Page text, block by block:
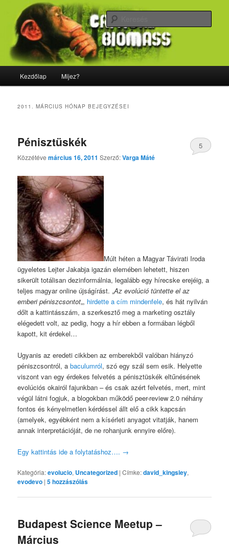
elsődleges
tartalomra
másodlagos
tartalomraCriticalBiomass
Majdnem minden, ami biológia
Kezdőlap Mijez?
2011. MÁRCIUS HÓNAP BEJEGYZÉSEI
Pénisztüskék
Közzétévemárcius 16, 2011 Szerző:Varga Máté
5
Múlt héten a Magyar Távirati Iroda
ügyeletes Lejter Jakabja igazán elemében lehetett, hiszen
sikerült totálisan dezinformálnia, legalább egy hírecske erejéig, a
teljes magyar online újságírást. „Az evolúció tüntette el az
emberi péniszcsontot„, hirdette a cím mindenfele, és hát nyilván
dőlt a kattintásszám, a szerkesztő meg a marketing osztály
elégedett volt, az pedig, hogy a hír ebben a formában légből
kapott, kit érdekel…
Ugyanis az eredeti cikkben az emberekből valóban hiányzó
péniszcsontról, abaculumról, szó egy szál sem esik. Helyette
viszont van egy érdekes felvetés a pénisztüskék eltűnésének
evolúciós okairól fajunkban – és csak azért felvetés, mert, mint
végül látni fogjuk, a blogokban működő peer-review 2.0 néhány
fontos és kényelmetlen kérdéssel állt elő a cikk kapcsán
(amelyek, egyébként nem a kísérleti anyagot vitatják, hanem
annak interpretációját, de ne rohanjunk ennyire előre).
Egy kattintás ide a folytatáshoz…. →
Kategória:evolucio, Uncategorized |Címke:david_kingsley,
evodevo |5hozzászólás
Budapest Science Meetup –
Március